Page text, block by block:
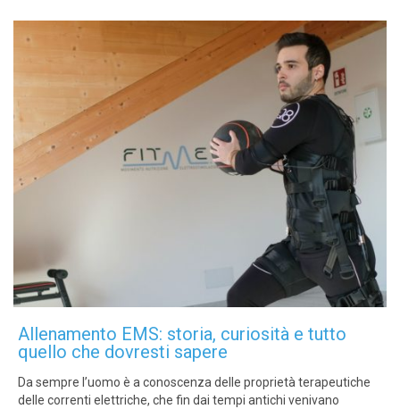
Allenamento EMS: storia, curiosità e tutto
quello che dovresti sapere
Da sempre l’uomo è a conoscenza delle proprietà terapeutiche
delle correnti elettriche, che fin dai tempi antichi venivano